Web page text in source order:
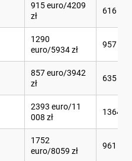
915 euro/4209
zł
616 l
1290
euro/5934 zł
957 l
857 euro/3942
zł
635 l
2393 euro/11
008 zł
1364 l
1752
euro/8059 zł
961 l